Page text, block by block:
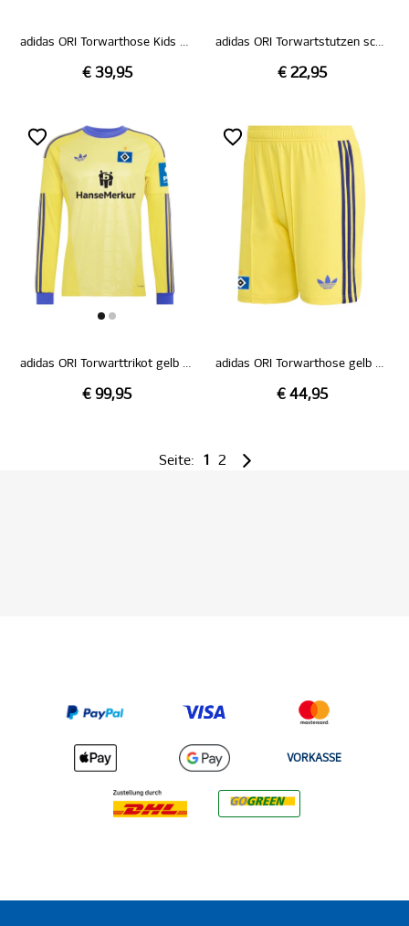
adidas ORI Torwarthose Kids schwarz 26/27
€ 39,95
adidas ORI Torwartstutzen schwarz 26/27
€ 22,95
adidas ORI Torwarttrikot gelb 26/27
€ 99,95
adidas ORI Torwarthose gelb 26/27
€ 44,95
Seite: 1 2
VORKASSE